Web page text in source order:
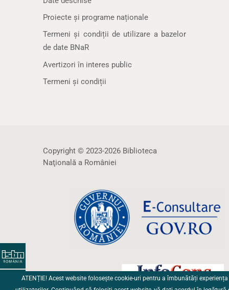
Proiecte și programe naționale
Termeni și condiții de utilizare a bazelor
de date BNaR
Avertizori în interes public
Termeni și condiții
Copyright © 2023-2026 Biblioteca
Naţională a României
ATENȚIE! Acest website folosește cookie-uri pentru a îmbunătăți experiența